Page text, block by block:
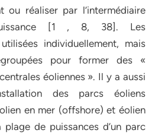
réaliser par l’intermédiaire
[1 , 8, 38]. Les
individuellement, mais
pour former des «
éoliennes ». Il y a aussi
des parcs éoliens
en mer (offshore) et éolien
de puissances d’un parc